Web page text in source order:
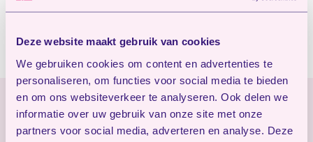
Deze website maakt gebruik van cookies
We gebruiken cookies om content en advertenties te
personaliseren, om functies voor social media te bieden
en om ons websiteverkeer te analyseren. Ook delen we
informatie over uw gebruik van onze site met onze
partners voor social media, adverteren en analyse. Deze
Geïnteresseerd?